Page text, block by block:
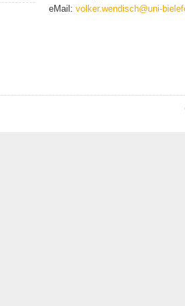
eMail: volker.wendisch@uni-